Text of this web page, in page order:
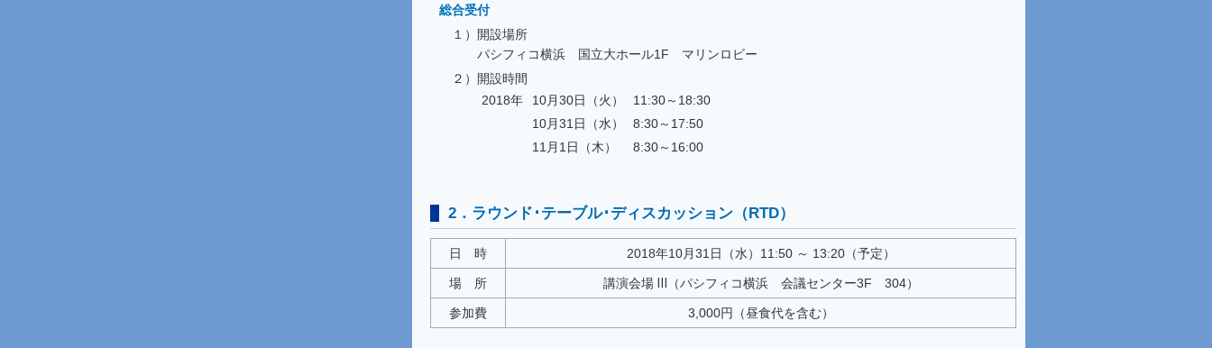
総合受付
１）開設場所
パシフィコ横浜 国立大ホール1F マリンロビー
２）開設時間
2018年
10月30日（火）
11:30～18:30
10月31日（水）
8:30～17:50
11月1日（木）
8:30～16:00
2．ラウンド･テーブル･ディスカッション（RTD）
日 時 2018年10月31日（水）11:50 ～ 13:20（予定）
場 所 講演会場 Ⅲ（パシフィコ横浜 会議センター3F 304）
参加費 3,000円（昼食代を含む）